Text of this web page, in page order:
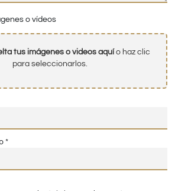
o vídeos
tus imágenes o videos aquío haz clic
para seleccionarlos.
*